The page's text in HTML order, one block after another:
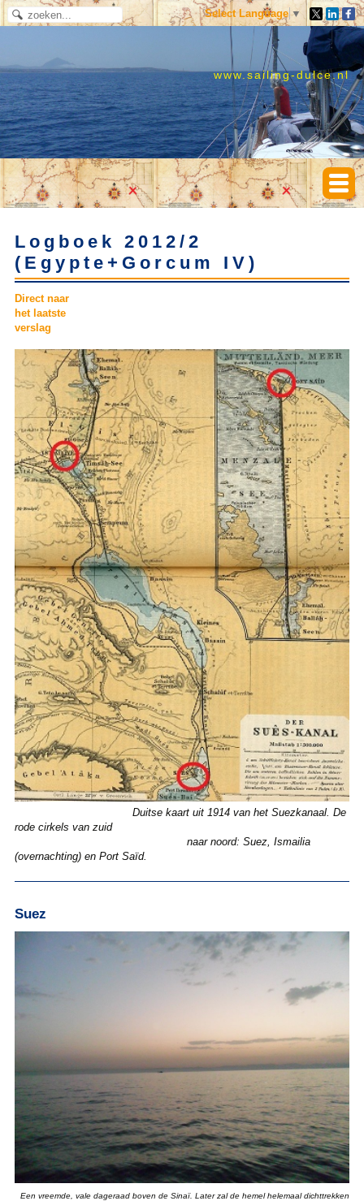
Select Language ▼
www.sailing-dulce.nl
Logboek 2012/2
(Egypte+Gorcum IV)
Direct naar
het laatste
verslag
Duitse kaart uit 1914 van het Suezkanaal. De
rode cirkels van zuid
naar noord: Suez, Ismailia
(overnachting) en Port Saïd.
Suez
Een vreemde, vale dageraad boven de Sinaï. Later zal de hemel helemaal dichttrekken